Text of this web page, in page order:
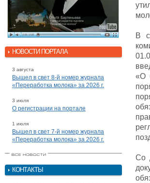
НОВОСТИ ПОРТАЛА
3 августа
Вышел в свет 8-й номер журнала
«Переработка молока» за 2026 г.
3 июля
О регистрации на портале
1 июля
Вышел в свет 7-й номер журнала
«Переработка молока» за 2026 г.
КОНТАКТЫ
В
«О
Со